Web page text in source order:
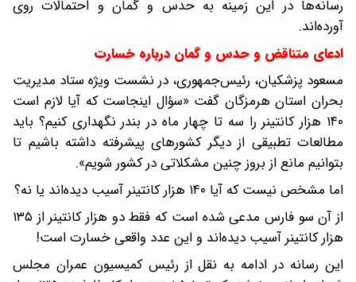
رسانه‌ها در این زمینه به حدس و گمان و احتمالات روی
آورده‌اند.
ادعای متناقض و حدس و گمان درباره خسارت
مسعود پزشکیان، رئیس‌جمهوری، در نشست ویژه ستاد مدیریت
بحران استان هرمزگان گفت «سؤال اینجاست که آیا لازم است
۱۴۰ هزار کانتینر را سه تا چهار ماه در بندر نگهداری کنیم؟ باید
مطالعات تطبیقی از دیگر کشورهای پیشرفته داشته باشیم تا
بتوانیم مانع از بروز چنین مشکلاتی در کشور شویم».
اما مشخص نیست که آیا ۱۴۰ هزار کانتینر آسیب دیده‌اند یا نه؟
از آن سو فارس مدعی شده است که فقط دو هزار کانتینر از ۱۳۵
هزار کانتینر آسیب دیده‌اند و این عدد واقعی خسارت است!
این رسانه در ادامه به نقل از رئیس کمیسیون عمران مجلس